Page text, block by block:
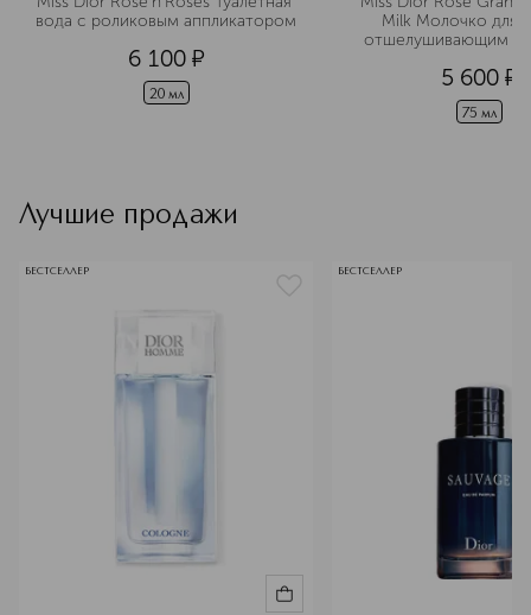
вода с роликовым аппликатором
6 100 ¤
20 мл
Milk Молочко для
отшелушивающим
5 600 ¤
75 мл
Лучшие продажи
БЕСТСЕЛЛЕР БЕСТСЕЛЛЕР